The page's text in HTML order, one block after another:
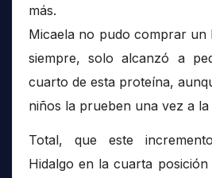
más.
Micaela no pudo comprar un
siempre, solo alcanzó a
cuarto de esta proteína,
niños la prueben una vez a la
Total, que este
Hidalgo en la cuarta posición